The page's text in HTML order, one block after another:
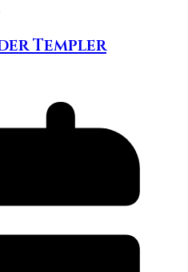
Templer